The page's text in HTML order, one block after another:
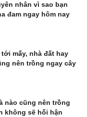
nhân vì sao bạn
đam ngay hôm nay
mấy, nhà đất hay
nên trồng ngay cây
nào cũng nên trồng
không sẽ hối hận